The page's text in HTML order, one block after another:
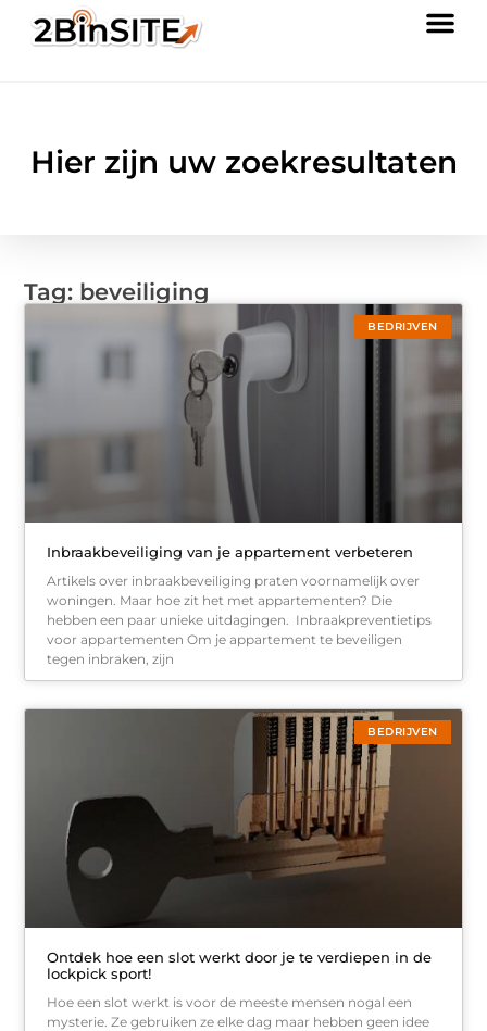
Hier zijn uw zoekresultaten
Tag: beveiliging
BEDRIJVEN
Inbraakbeveiliging van je appartement verbeteren
Artikels over inbraakbeveiliging praten voornamelijk over
woningen. Maar hoe zit het met appartementen? Die
hebben een paar unieke uitdagingen. Inbraakpreventietips
voor appartementen Om je appartement te beveiligen
tegen inbraken, zijn
BEDRIJVEN
Ontdek hoe een slot werkt door je te verdiepen in de
lockpick sport!
Hoe een slot werkt is voor de meeste mensen nogal een
mysterie. Ze gebruiken ze elke dag maar hebben geen idee